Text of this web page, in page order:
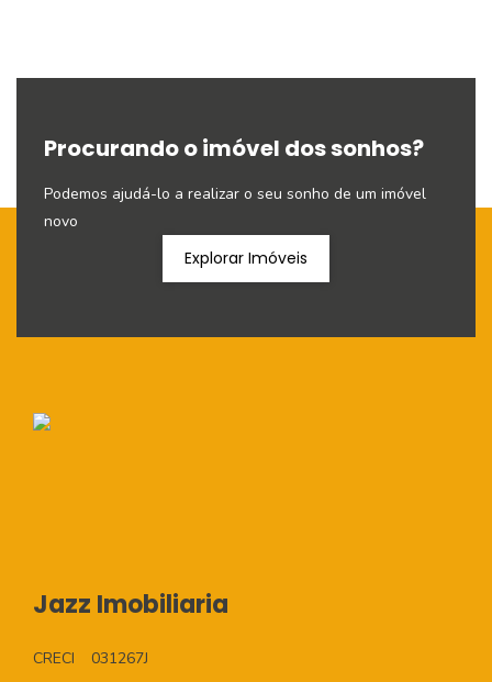
Procurando o imóvel dos sonhos?
Podemos ajudá-lo a realizar o seu sonho de um imóvel
novo
Explorar Imóveis
Jazz Imobiliaria
CRECI
031267J